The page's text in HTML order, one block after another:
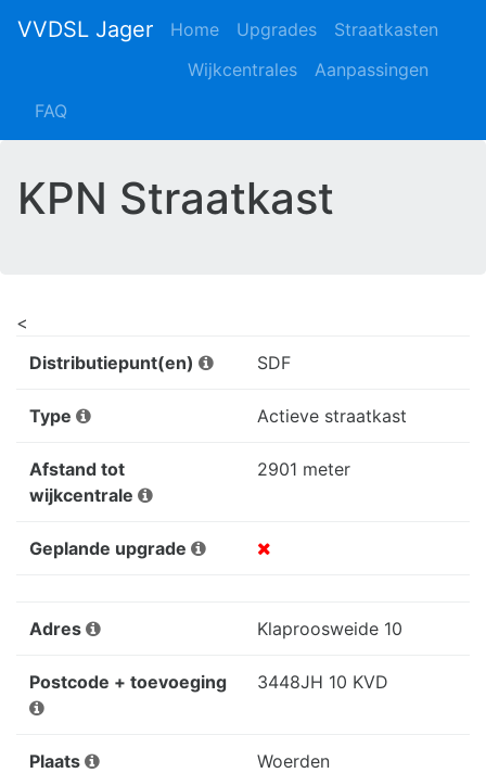
VVDSL Jager Home Upgrades
Straatkasten
Wijkcentrales
Aanpassingen
FAQ
KPN Straatkast
<
Distributiepunt(en)
SDF
Type Actieve straatkast
Afstand tot
wijkcentrale
2901 meter
Geplande upgrade
Adres Klaproosweide 10
Postcode + toevoeging 3448JH 10 KVD
Plaats Woerden